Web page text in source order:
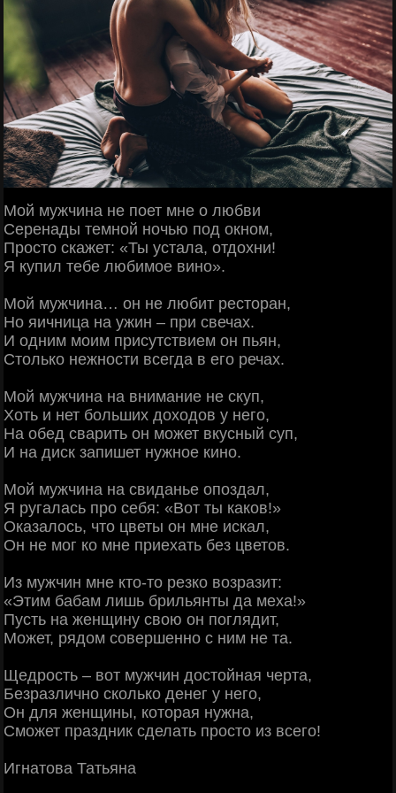
Мой мужчина не поет мне о любви
Серенады темной ночью под окном,
Просто скажет: «Ты устала, отдохни!
Я купил тебе любимое вино».
Мой мужчина… он не любит ресторан,
Но яичница на ужин – при свечах.
И одним моим присутствием он пьян,
Столько нежности всегда в его речах.
Мой мужчина на внимание не скуп,
Хоть и нет больших доходов у него,
На обед сварить он может вкусный суп,
И на диск запишет нужное кино.
Мой мужчина на свиданье опоздал,
Я ругалась про себя: «Вот ты каков!»
Оказалось, что цветы он мне искал,
Он не мог ко мне приехать без цветов.
Из мужчин мне кто-то резко возразит:
«Этим бабам лишь брильянты да меха!»
Пусть на женщину свою он поглядит,
Может, рядом совершенно с ним не та.
Щедрость – вот мужчин достойная черта,
Безразлично сколько денег у него,
Он для женщины, которая нужна,
Сможет праздник сделать просто из всего!
Игнатова Татьяна